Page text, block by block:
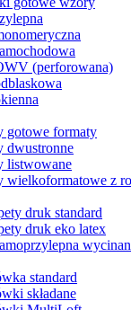
(perforowana)
gotowe formaty
dwustronne
listwowane
wielkoformatowe z
druk standard
druk eko latex
standard
składane